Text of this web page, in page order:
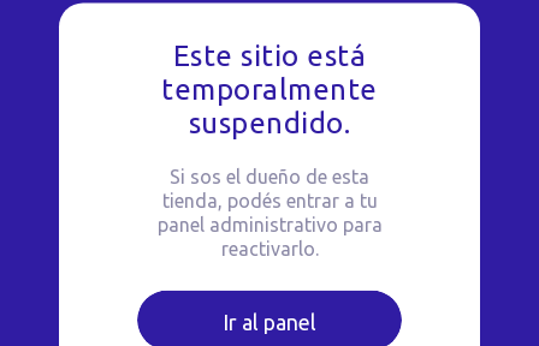
Este sitio está
temporalmente
suspendido.
Si sos el dueño de esta
tienda, podés entrar a tu
panel administrativo para
reactivarlo.
Ir al panel